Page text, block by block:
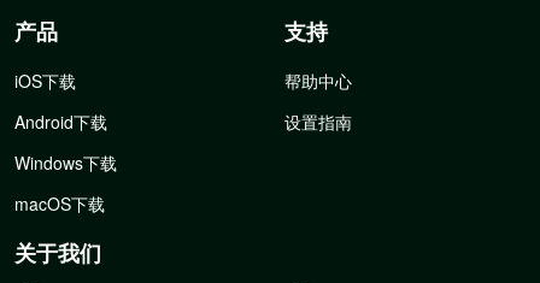
产品
iOS下载
Android下载
Windows下载
macOS下载
支持
帮助中心
设置指南
关于我们